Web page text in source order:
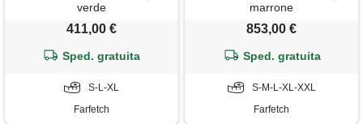
verde
411,00 €
Sped. gratuita
S-L-XL
Farfetch
marrone
853,00 €
Sped. gratuita
S-M-L-XL-XXL
Farfetch